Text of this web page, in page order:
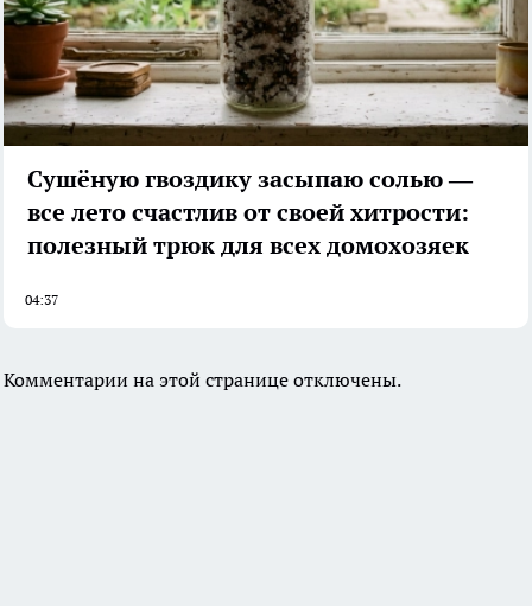
Сушёную гвоздику засыпаю солью —
все лето счастлив от своей хитрости:
полезный трюк для всех домохозяек
04:37
Комментарии на этой странице отключены.